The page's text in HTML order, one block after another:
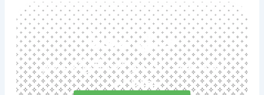
حمل مجانا
استكشف المميزات الرائعة في
مجاناً الآن